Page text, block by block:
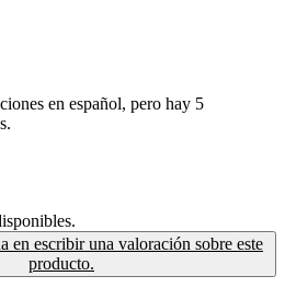
en español, pero hay 5
en escribir una valoración sobre este
producto.